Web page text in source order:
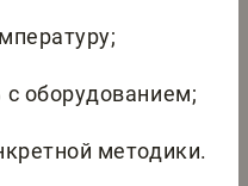
оборудованием;
методики.